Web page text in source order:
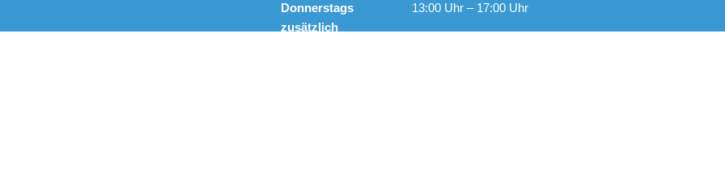
Donnerstags
zusätzlich
13:00 Uhr – 17:00 Uhr